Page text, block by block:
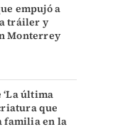
empujó a
tráiler y
Monterrey
última
que
familia en la